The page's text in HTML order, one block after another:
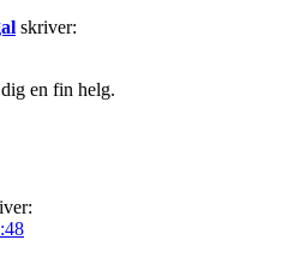
skriver:
en fin helg.